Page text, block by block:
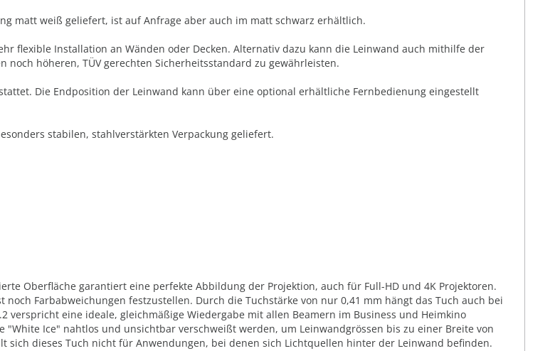
matt weiß geliefert, ist auf Anfrage aber auch im matt schwarz erhältlich.
flexible Installation an Wänden oder Decken. Alternativ dazu kann die Leinwand auch mithilfe der
höheren, TÜV gerechten Sicherheitsstandard zu gewährleisten.
Die Endposition der Leinwand kann über eine optional erhältliche Fernbedienung eingestellt
stabilen, stahlverstärkten Verpackung geliefert.
Oberfläche garantiert eine perfekte Abbildung der Projektion, auch für Full-HD und 4K Projektoren.
Farbabweichungen festzustellen. Durch die Tuchstärke von nur 0,41 mm hängt das Tuch auch bei
verspricht eine ideale, gleichmäßige Wiedergabe mit allen Beamern im Business und Heimkino
"White Ice" nahtlos und unsichtbar verschweißt werden, um Leinwandgrössen bis zu einer Breite von
sich dieses Tuch nicht für Anwendungen, bei denen sich Lichtquellen hinter der Leinwand befinden.